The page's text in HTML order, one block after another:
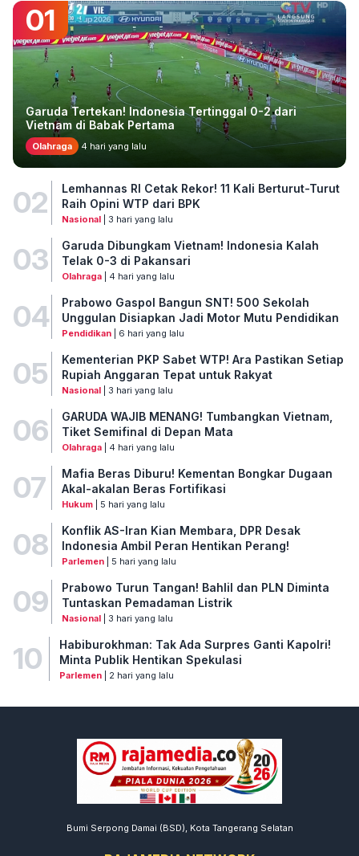
01
Garuda Tertekan! Indonesia Tertinggal 0-2 dari
Vietnam di Babak Pertama
Olahraga 4 hari yang lalu
02
Lemhannas RI Cetak Rekor! 11 Kali Berturut-Turut
Raih Opini WTP dari BPK
Nasional| 3 hari yang lalu
03
Garuda Dibungkam Vietnam! Indonesia Kalah
Telak 0-3 di Pakansari
Olahraga| 4 hari yang lalu
04
Prabowo Gaspol Bangun SNT! 500 Sekolah
Unggulan Disiapkan Jadi Motor Mutu Pendidikan
Pendidikan| 6 hari yang lalu
05
Kementerian PKP Sabet WTP! Ara Pastikan Setiap
Rupiah Anggaran Tepat untuk Rakyat
Nasional| 3 hari yang lalu
06
GARUDA WAJIB MENANG! Tumbangkan Vietnam,
Tiket Semifinal di Depan Mata
Olahraga| 4 hari yang lalu
07
Mafia Beras Diburu! Kementan Bongkar Dugaan
Akal-akalan Beras Fortifikasi
Hukum| 5 hari yang lalu
08
Konflik AS-Iran Kian Membara, DPR Desak
Indonesia Ambil Peran Hentikan Perang!
Parlemen| 5 hari yang lalu
09
Prabowo Turun Tangan! Bahlil dan PLN Diminta
Tuntaskan Pemadaman Listrik
Nasional| 3 hari yang lalu
10
Habiburokhman: Tak Ada Surpres Ganti Kapolri!
Minta Publik Hentikan Spekulasi
Parlemen| 2 hari yang lalu
Bumi Serpong Damai (BSD), Kota Tangerang Selatan